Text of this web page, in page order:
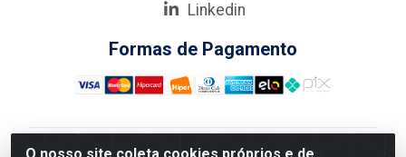
Linkedin
Formas de Pagamento